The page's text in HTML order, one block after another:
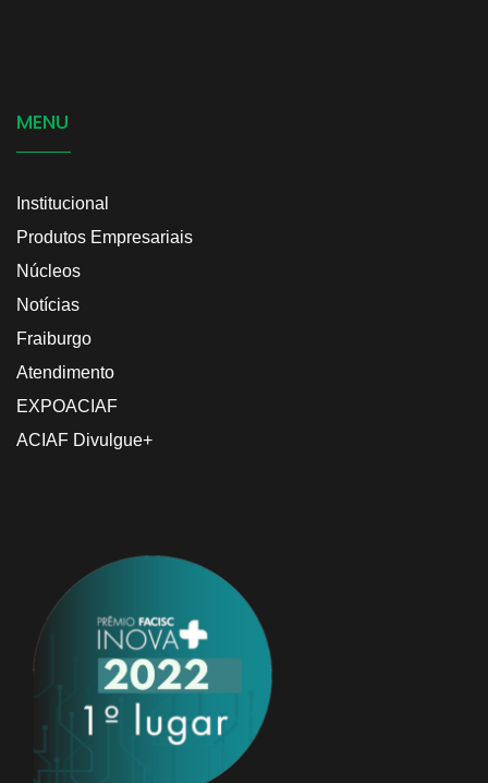
MENU
Institucional
Produtos Empresariais
Núcleos
Notícias
Fraiburgo
Atendimento
EXPOACIAF
ACIAF Divulgue+